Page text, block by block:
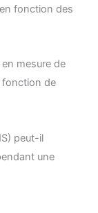
fonction des
mesure de
fonction de
peut-il
une